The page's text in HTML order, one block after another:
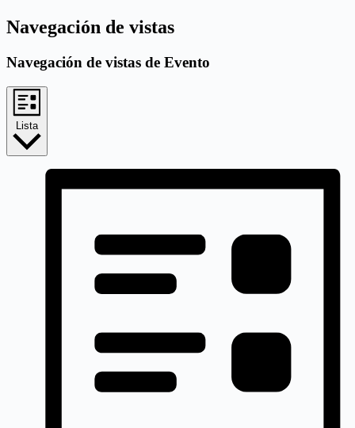
Navegación de vistas
Navegación de vistas de Evento
Lista